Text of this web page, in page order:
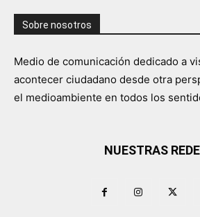
Sobre nosotros
Medio de comunicación dedicado a
acontecer ciudadano desde otra
el medioambiente en todos los
NUESTRAS